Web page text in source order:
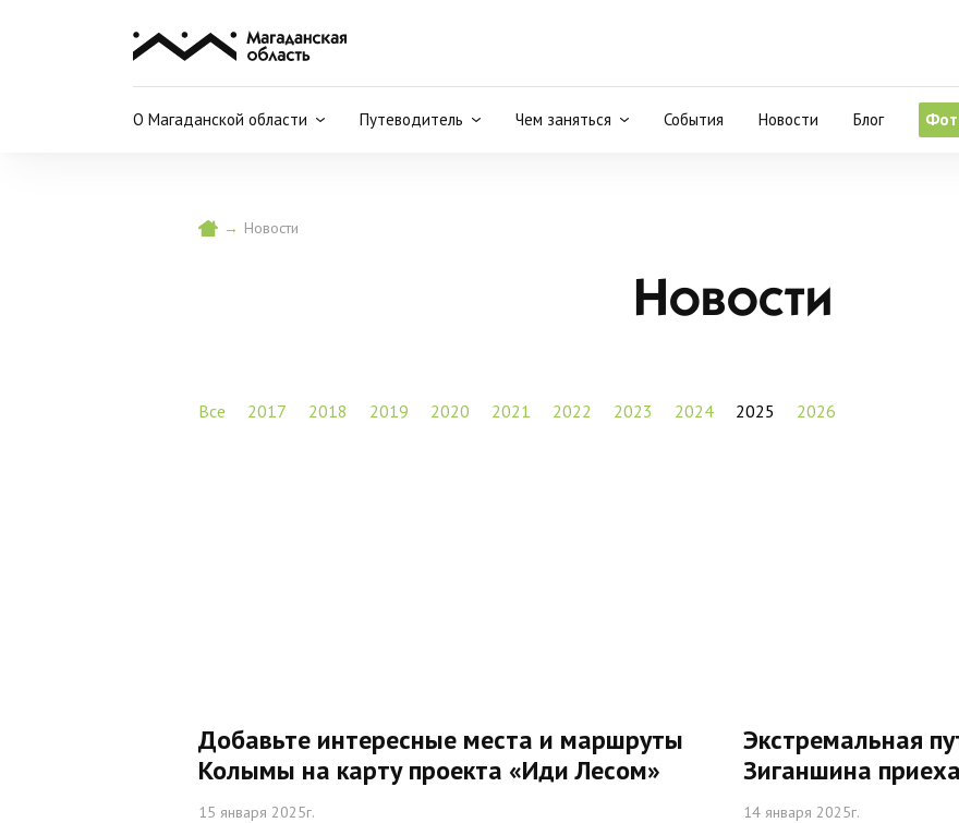
О Магаданской области Путеводитель Чем заняться События Новости Блог
→ Новости
Новости
Все 2017 2018 2019 2020 2021 2022 2023 2024 2025 2026
Добавьте интересные места и маршруты
Колымы на карту проекта «Иди Лесом»
15 января 2025г.
Экстремальная
Зиганшина
14 января 2025г.